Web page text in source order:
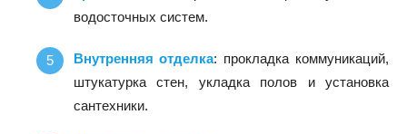
водосточных систем.
Внутренняя отделка: прокладка коммуникаций,
штукатурка стен, укладка полов и установка
сантехники.